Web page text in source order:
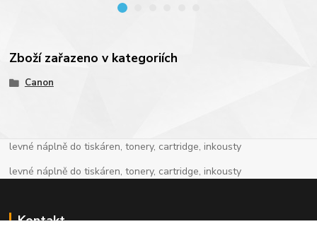
Zboží zařazeno v kategoriích
Canon
levné náplně do tiskáren, tonery, cartridge, inkousty
levné náplně do tiskáren, tonery, cartridge, inkousty
Kontakt